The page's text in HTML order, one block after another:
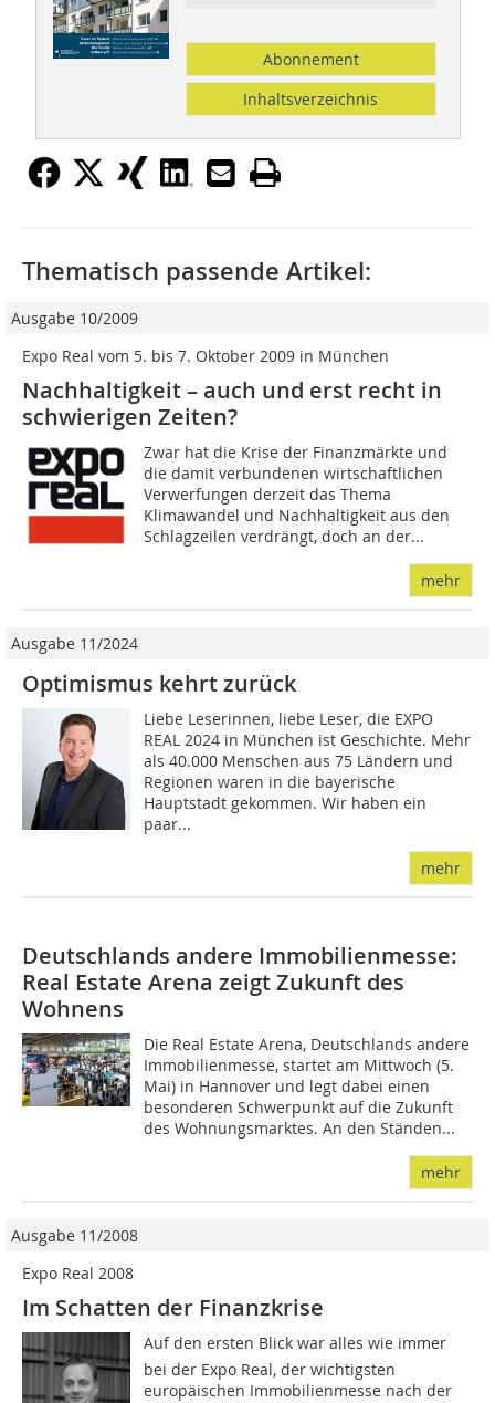
Abonnement
Inhaltsverzeichnis
Thematisch passende Artikel:
Ausgabe 10/2009
Expo Real vom 5. bis 7. Oktober 2009 in München
Nachhaltigkeit – auch und erst recht in
schwierigen Zeiten?
Zwar hat die Krise der Finanzmärkte und
die damit verbundenen wirtschaftlichen
Verwerfungen derzeit das Thema
Klimawandel und Nachhaltigkeit aus den
Schlagzeilen verdrängt, doch an der...
mehr
Ausgabe 11/2024
Optimismus kehrt zurück
Liebe Leserinnen, liebe Leser, die EXPO
REAL 2024 in München ist Geschichte. Mehr
als 40.000 Menschen aus 75 Ländern und
Regionen waren in die bayerische
Hauptstadt gekommen. Wir haben ein
paar...
mehr
Deutschlands andere Immobilienmesse:
Real Estate Arena zeigt Zukunft des
Wohnens
Die Real Estate Arena, Deutschlands andere
Immobilienmesse, startet am Mittwoch (5.
Mai) in Hannover und legt dabei einen
besonderen Schwerpunkt auf die Zukunft
des Wohnungsmarktes. An den Ständen...
mehr
Ausgabe 11/2008
Expo Real 2008
Im Schatten der Finanzkrise
Auf den ersten Blick war alles wie immer 
bei der Expo Real, der wichtigsten
europäischen Immobilienmesse nach der